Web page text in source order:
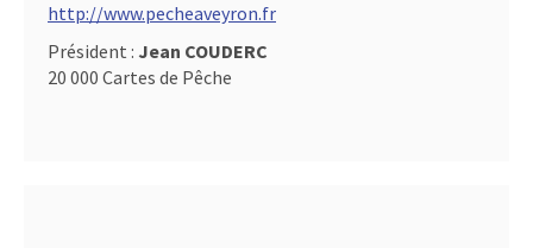
http://www.pecheaveyron.fr
Président : Jean COUDERC
20 000 Cartes de Pêche